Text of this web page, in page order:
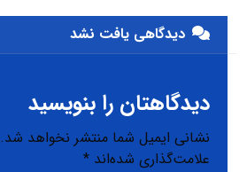
دیدگاهی یافت نشد
دیدگاهتان را بنویسید
نشانی ایمیل شما منتشر نخواهد شد.
علامت‌گذاری شده‌اند*